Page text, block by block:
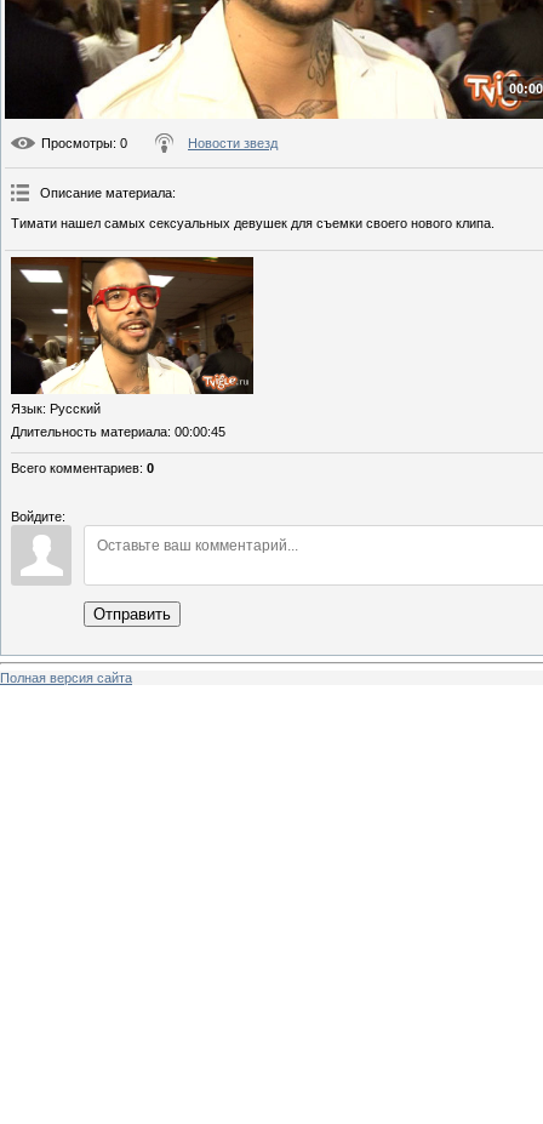
Просмотры: 0 Новости звезд
Описание материала:
Тимати нашел самых сексуальных девушек для съемки своего нового клипа.
Язык: Русский
Длительность материала: 00:00:45
Всего комментариев: 0
Войдите:
Отправить
Полная версия сайта